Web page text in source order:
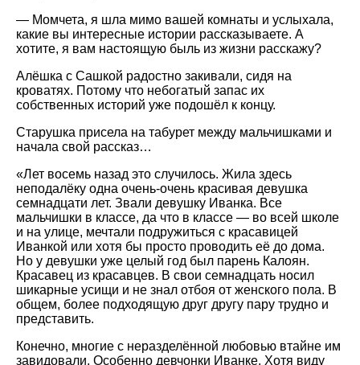
— Момчета, я шла мимо вашей комнаты и услыхала,
какие вы интересные истории рассказываете. А
хотите, я вам настоящую быль из жизни расскажу?
Алёшка с Сашкой радостно закивали, сидя на
кроватях. Потому что небогатый запас их
собственных историй уже подошёл к концу.
Старушка присела на табурет между мальчишками и
начала свой рассказ…
«Лет восемь назад это случилось. Жила здесь
неподалёку одна очень-очень красивая девушка
семнадцати лет. Звали девушку Иванка. Все
мальчишки в классе, да что в классе — во всей школе
и на улице, мечтали подружиться с красавицей
Иванкой или хотя бы просто проводить её до дома.
Но у девушки уже целый год был парень Калоян.
Красавец из красавцев. В свои семнадцать носил
шикарные усищи и не знал отбоя от женского пола. В
общем, более подходящую друг другу пару трудно и
представить.
Конечно, многие с неразделённой любовью втайне им
завидовали. Особенно девчонки Иванке. Хотя виду